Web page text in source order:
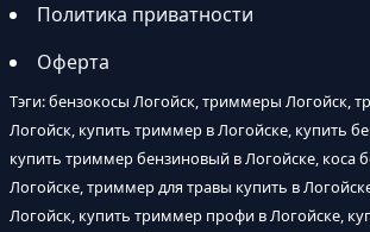
Политика приватности
Оферта
Тэги: бензокосы Логойск, триммеры Логойск,
Логойск, купить триммер в Логойске, купить
купить триммер бензиновый в Логойске, коса
Логойске, триммер для травы купить в
Логойск, купить триммер профи в Логойске,